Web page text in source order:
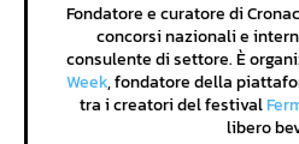
Fondatore e curatore di
concorsi nazionali e
consulente di settore. È
Week, fondatore della
tra i creatori del festival
libero